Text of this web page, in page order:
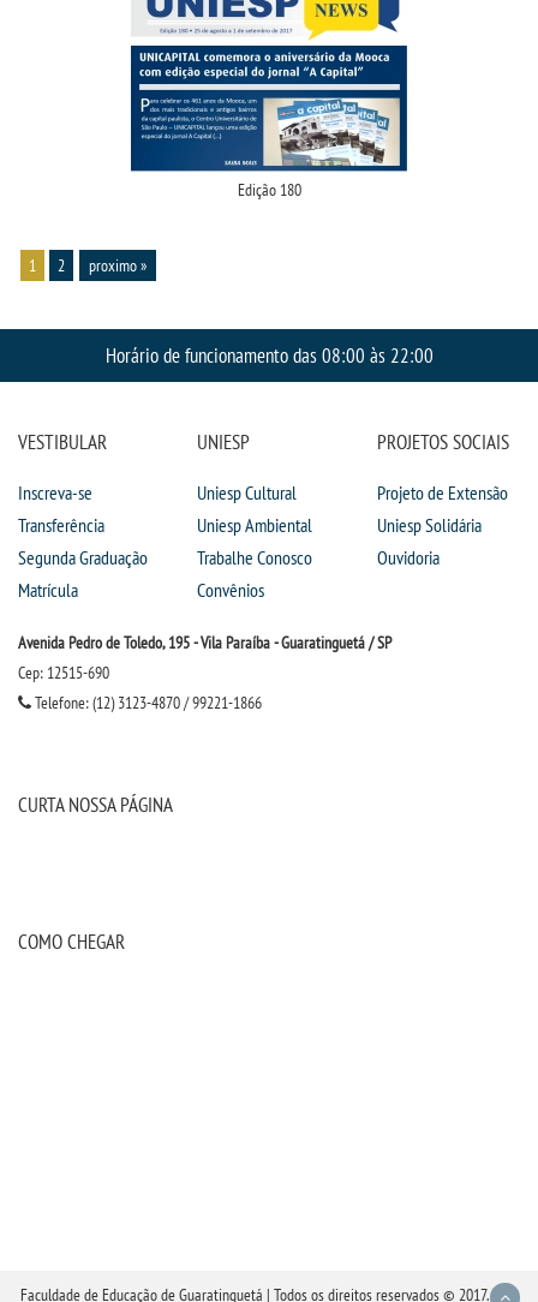
Edição 180
1 2 proximo »
Horário de funcionamento das 08:00 às 22:00
VESTIBULAR
Inscreva-se
Transferência
Segunda Graduação
Matrícula
UNIESP
Uniesp Cultural
Uniesp Ambiental
Trabalhe Conosco
Convênios
PROJETOS SOCIAIS
Projeto de Extensão
Uniesp Solidária
Ouvidoria
Avenida Pedro de Toledo, 195 - Vila Paraíba - Guaratinguetá / SP
Cep: 12515-690
Telefone: (12) 3123-4870 / 99221-1866
CURTA NOSSA PÁGINA
COMO CHEGAR
Faculdade de Educação de Guaratinguetá | Todos os direitos reservados © 2017.